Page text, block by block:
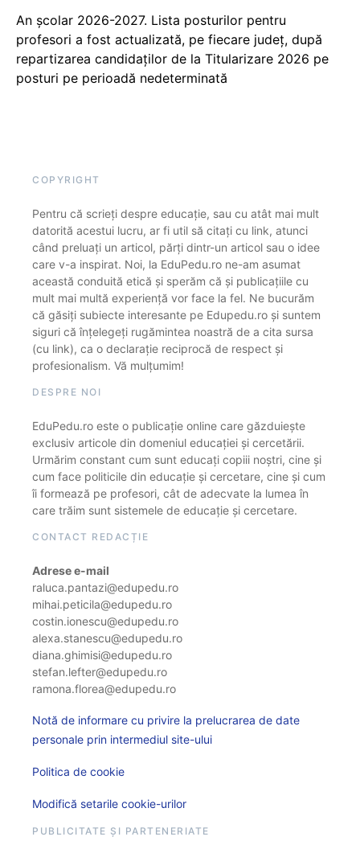
An școlar 2026-2027. Lista posturilor pentru
profesori a fost actualizată, pe fiecare județ, după
repartizarea candidaților de la Titularizare 2026 pe
posturi pe perioadă nedeterminată
COPYRIGHT
Pentru că scrieți despre educație, sau cu atât mai mult
datorită acestui lucru, ar fi util să citați cu link, atunci
când preluați un articol, părți dintr-un articol sau o idee
care v-a inspirat. Noi, la EduPedu.ro ne-am asumat
această conduită etică și sperăm că și publicațiile cu
mult mai multă experiență vor face la fel. Ne bucurăm
că găsiți subiecte interesante pe Edupedu.ro și suntem
siguri că înțelegeți rugămintea noastră de a cita sursa
(cu link), ca o declarație reciprocă de respect și
profesionalism. Vă mulțumim!
DESPRE NOI
EduPedu.ro este o publicație online care găzduiește
exclusiv articole din domeniul educației și cercetării.
Urmărim constant cum sunt educați copiii noștri, cine și
cum face politicile din educație și cercetare, cine și cum
îi formează pe profesori, cât de adecvate la lumea în
care trăim sunt sistemele de educație și cercetare.
CONTACT REDACȚIE
Adrese e-mail
raluca.pantazi@edupedu.ro
mihai.peticila@edupedu.ro
costin.ionescu@edupedu.ro
alexa.stanescu@edupedu.ro
diana.ghimisi@edupedu.ro
stefan.lefter@edupedu.ro
ramona.florea@edupedu.ro
Notă de informare cu privire la prelucrarea de date
personale prin intermediul site-ului
Politica de cookie
Modifică setarile cookie-urilor
PUBLICITATE ȘI PARTENERIATE